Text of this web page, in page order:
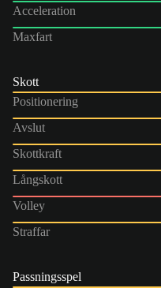
Acceleration
Maxfart
Skott
Positionering
Avslut
Skottkraft
Långskott
Volley
Straffar
Passningsspel